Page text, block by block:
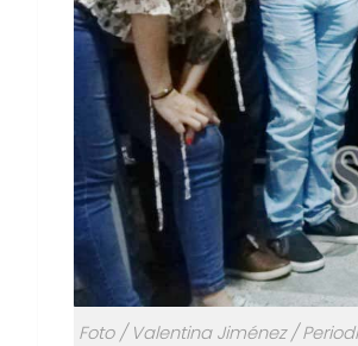
Foto / Valentina Jiménez /